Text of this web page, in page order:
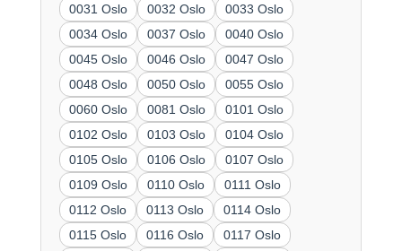
0031 Oslo
0032 Oslo
0033 Oslo
0034 Oslo
0037 Oslo
0040 Oslo
0045 Oslo
0046 Oslo
0047 Oslo
0048 Oslo
0050 Oslo
0055 Oslo
0060 Oslo
0081 Oslo
0101 Oslo
0102 Oslo
0103 Oslo
0104 Oslo
0105 Oslo
0106 Oslo
0107 Oslo
0109 Oslo
0110 Oslo
0111 Oslo
0112 Oslo
0113 Oslo
0114 Oslo
0115 Oslo
0116 Oslo
0117 Oslo